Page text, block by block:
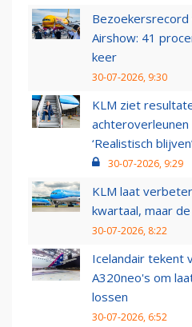
Airshow: 41
keer
30-07-2026, 9:30
KLM ziet
‘Realistisch
30-07-2026, 9:29
KLM laat
kwartaal, maar
30-07-2026, 8:22
Icelandair tekent
A320neo's om
lossen
30-07-2026, 6:52